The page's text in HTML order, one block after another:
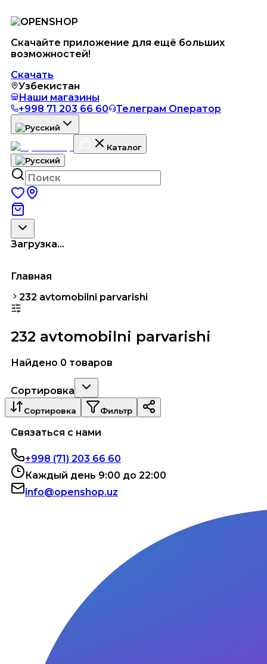
Скачайте приложение для ещё больших
возможностей!
Скачать
Узбекистан
Наши магазины
+998 71 203 66 60
Телеграм Оператор
Каталог
Загрузка...
Главная
232 avtomobilni parvarishi
232 avtomobilni parvarishi
Найдено 0 товаров
Сортировка
Сортировка Фильтр
Связаться с нами
+998 (71) 203 66 60
Каждый день 9:00 до 22:00
info@openshop.uz